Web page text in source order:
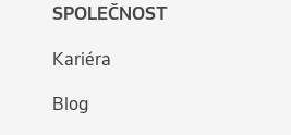
SPOLEČNOST
Kariéra
Blog